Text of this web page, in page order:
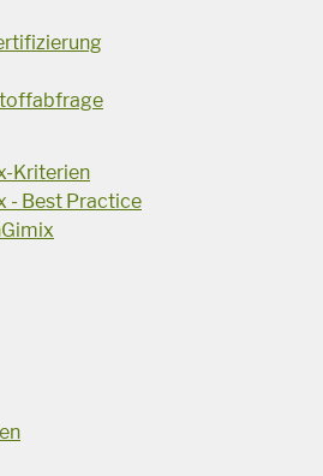
Kriterien
- Best Practice